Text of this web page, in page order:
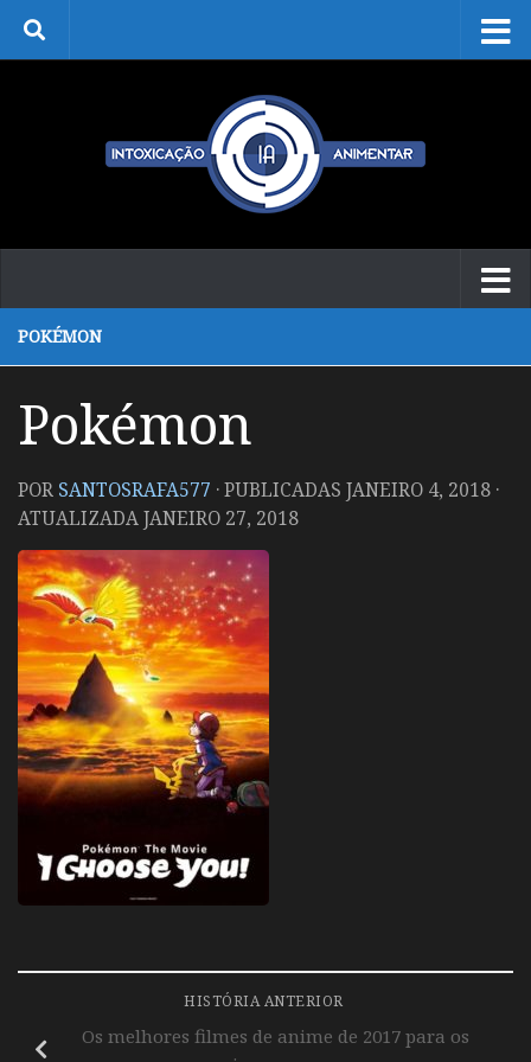
Skip to content
POKÉMON
Pokémon
POR SANTOSRAFA577 · PUBLICADAS JANEIRO 4, 2018 ·
ATUALIZADAJANEIRO 27, 2018
HISTÓRIA ANTERIOR
Os melhores filmes de anime de 2017 para os